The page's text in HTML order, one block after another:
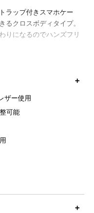
ラップ付きスマホケー
るクロスボディタイプ。
りになるのでハンズフリ
ザー使用
可能